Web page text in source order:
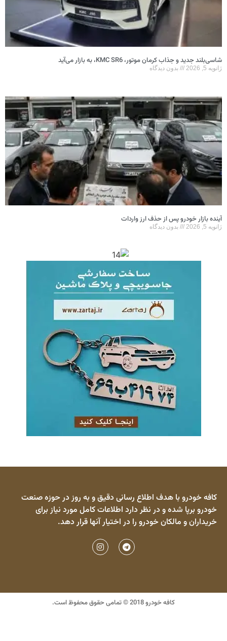
شاسی‌بلند جدید و جذاب کرمان موتور، KMC SR6، به بازار می‌آید
ژانویه 5, 2026 بدون دیدگاه
آینده بازار خودرو پس از حذف ارز واردات
ژانویه 5, 2026 بدون دیدگاه
کافه خودرو با هدف اطلاع رسانی دقیق و به روز در حوزه صنعت
خودرو برپا شده و در نظر دارد اطلاعات کامل مورد نیاز برای
خریداران و مالکان خودرو را در اختیار آنها قرار دهد.
کافه خودرو 2018 © تمامی حقوق محفوظ است.